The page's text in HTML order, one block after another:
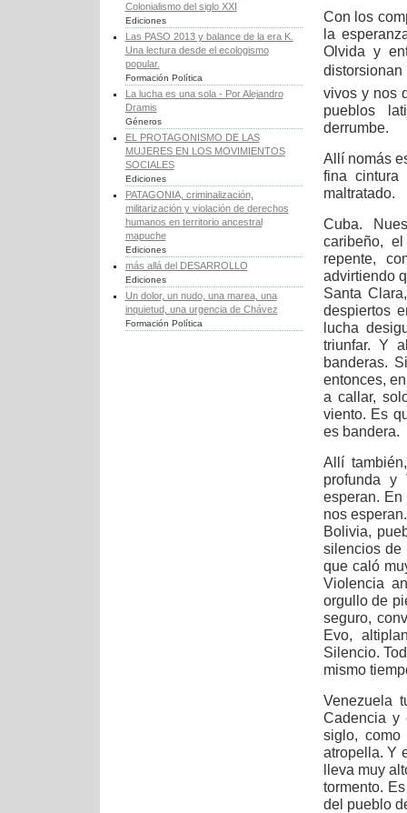
Colonialismo del siglo XXI
Ediciones
Las PASO 2013 y balance de la era K.
Una lectura desde el ecologismo
popular.
Formación Política
La lucha es una sola - Por Alejandro
Dramis
Géneros
EL PROTAGONISMO DE LAS
MUJERES EN LOS MOVIMIENTOS
SOCIALES
Ediciones
PATAGONIA, criminalización,
militarización y violación de derechos
humanos en territorio ancestral
mapuche
Ediciones
más allá del DESARROLLO
Ediciones
Un dolor, un nudo, una marea, una
inquietud, una urgencia de Chávez
Formación Política
Con los
la
Olvida y
vivos y nos
pueblos
derrumbe.
Allí nomás
fina cintura
maltratado.
Cuba.
caribeño,
repente,
advirtiendo
Santa
despiertos
lucha
triunfar. Y
banderas.
entonces,
a callar,
viento. Es
es bandera.
Allí
profunda y
esperan.
nos
Bolivia,
silencios de
que caló
Violencia
orgullo de
seguro,
Evo,
Silencio.
mismo
Venezuela
Cadencia y
siglo,
atropella. Y
lleva muy
tormento.
del pueblo